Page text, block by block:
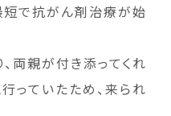
短で抗がん剤治療が始
両親が付き添ってくれ
っていたため、来られ